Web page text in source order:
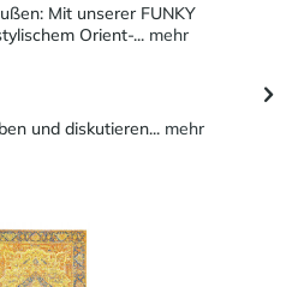
Mit unserer FUNKY
Orient-... mehr
und diskutieren... mehr